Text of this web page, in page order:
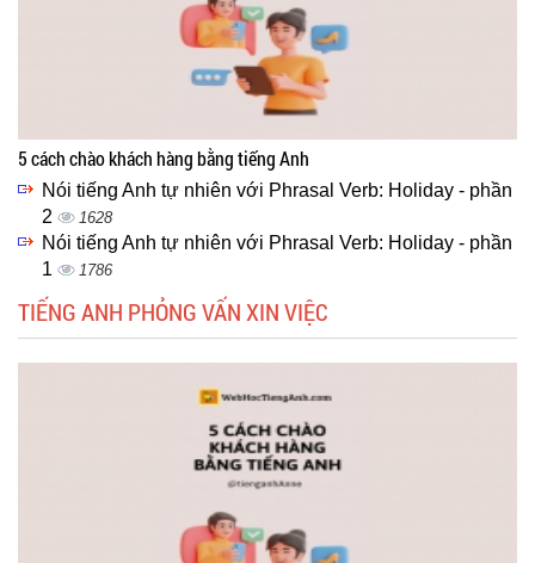
5 cách chào khách hàng bằng tiếng Anh
Nói tiếng Anh tự nhiên với Phrasal Verb: Holiday - phần
2
1628
Nói tiếng Anh tự nhiên với Phrasal Verb: Holiday - phần
1
1786
TIẾNG ANH PHỎNG VẤN XIN VIỆC